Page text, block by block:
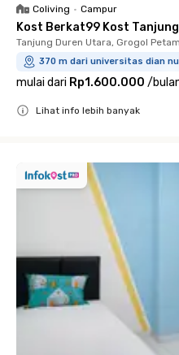
Coliving • Campur
Kost Berkat99 Kost
Tanjung Duren Utara, Grogol
370 m dari universitas dian
mulai dari Rp1.600.000 /
Lihat info lebih banyak